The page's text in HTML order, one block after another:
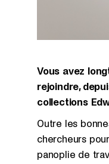
Vous avez
rejoindre,
collections
Outre les
chercheurs
panoplie de